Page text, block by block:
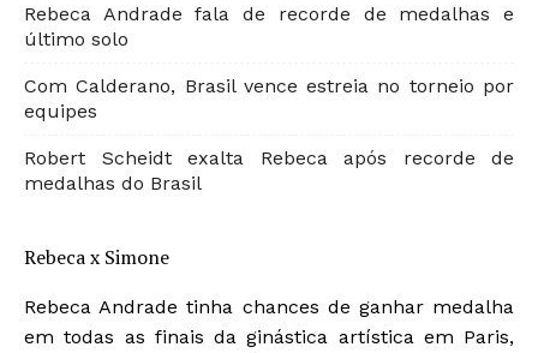
Rebeca Andrade fala de recorde de medalhas e
último solo
Com Calderano, Brasil vence estreia no torneio por
equipes
Robert Scheidt exalta Rebeca após recorde de
medalhas do Brasil
Rebeca x Simone
Rebeca Andrade tinha chances de ganhar medalha
em todas as finais da ginástica artística em Paris,